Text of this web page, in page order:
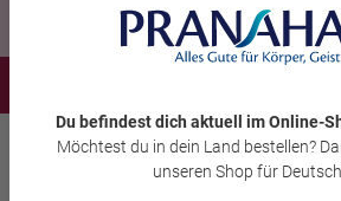
Wohnambiente Bettwäsche, Kissen & Co
Du befindest dich aktuell im Online-
Möchtest du in dein Land bestellen?
unseren Shop für